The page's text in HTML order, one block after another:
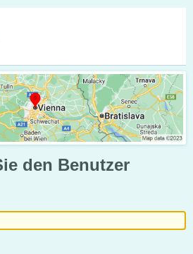
den Benutzer